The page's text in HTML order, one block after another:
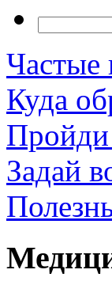
Частые
Куда
Пройди
Задай